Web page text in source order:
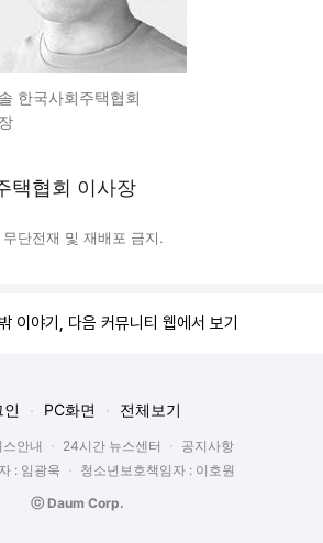
한국사회주택협회
택협회 이사장
단전재 및 재배포 금지.
이야기, 다음 커뮤니티 웹에서 보기
인 PC화면 전체보기
안내 24시간 뉴스센터
공지사항
: 임광욱
청소년보호책임자 : 이호원
ⓒ Daum Corp.